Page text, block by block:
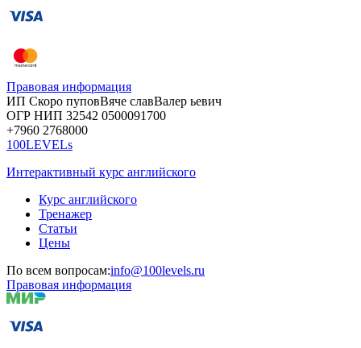
Правовая информация
ИП Скоро пуповВяче славВалер ьевич
ОГР НИП 32542 0500091700
+7960 2768000
100LEVELs
Интерактивный курс английского
Курс английского
Тренажер
Статьи
Цены
По всем вопросам:info@100levels.ru
Правовая информация